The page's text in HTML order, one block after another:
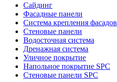
Сайдинг
Фасадные панели
Система крепления фасадов
Стеновые панели
Водосточная система
Дренажная система
Уличное покрытие
Напольное покрытие SPC
Стеновые панели SPC